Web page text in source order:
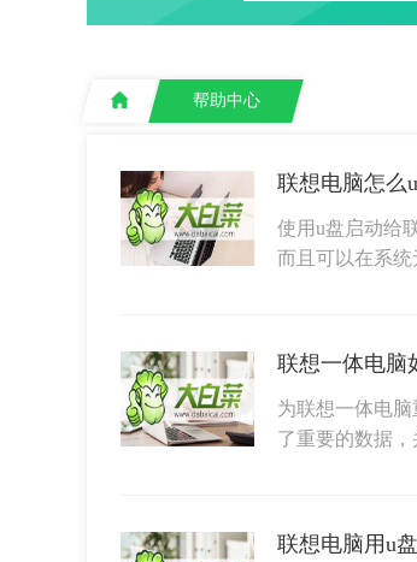
帮助中心
使用u盘启动给
而且可以在系
联想一体电脑
为联想一体电
了重要的数据
联想电脑用u